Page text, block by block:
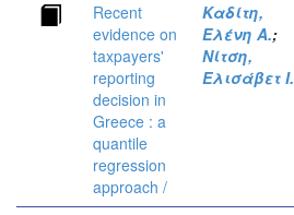
Recent
evidence on
taxpayers'
reporting
decision in
Greece : a
quantile
regression
approach /
Καδίτη,
Ελένη Α.;
Νίτση,
Ελισάβετ Ι.